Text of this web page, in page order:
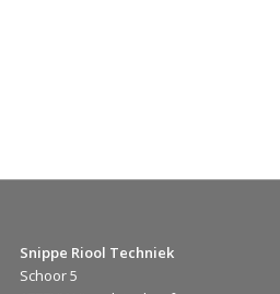
Snippe Riool Techniek
Schoor 5